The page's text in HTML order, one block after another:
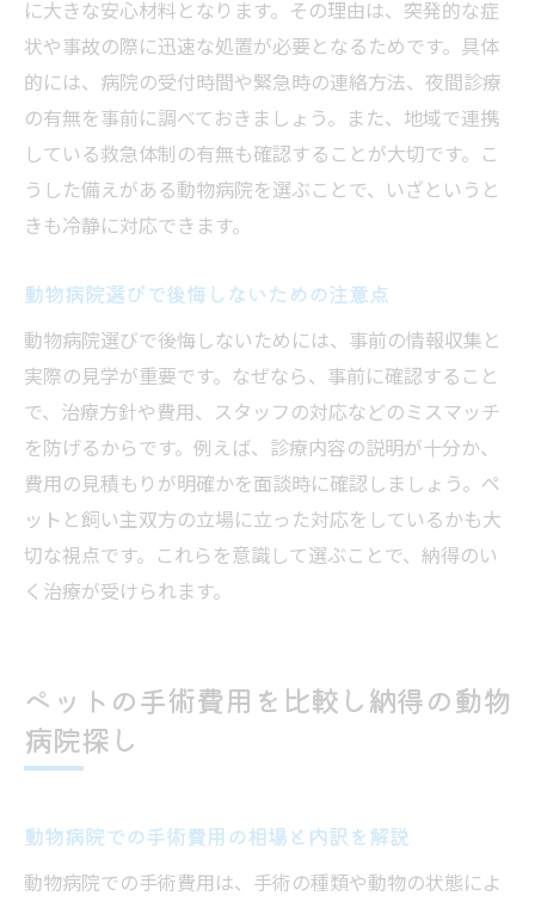
に大きな安心材料となります。その理由は、突発的な症
状や事故の際に迅速な処置が必要となるためです。具体
的には、病院の受付時間や緊急時の連絡方法、夜間診療
の有無を事前に調べておきましょう。また、地域で連携
している救急体制の有無も確認することが大切です。こ
うした備えがある動物病院を選ぶことで、いざというと
きも冷静に対応できます。
動物病院選びで後悔しないための注意点
動物病院選びで後悔しないためには、事前の情報収集と
実際の見学が重要です。なぜなら、事前に確認すること
で、治療方針や費用、スタッフの対応などのミスマッチ
を防げるからです。例えば、診療内容の説明が十分か、
費用の見積もりが明確かを面談時に確認しましょう。ペ
ットと飼い主双方の立場に立った対応をしているかも大
切な視点です。これらを意識して選ぶことで、納得のい
く治療が受けられます。
ペットの手術費用を比較し納得の動物
病院探し
動物病院での手術費用の相場と内訳を解説
動物病院での手術費用は、手術の種類や動物の状態によ